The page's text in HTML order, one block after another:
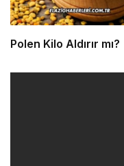
Polen Kilo Aldırır mı?